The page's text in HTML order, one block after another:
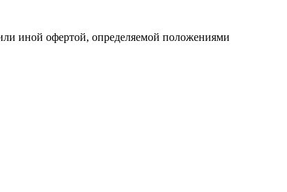
иной офертой, определяемой положениями